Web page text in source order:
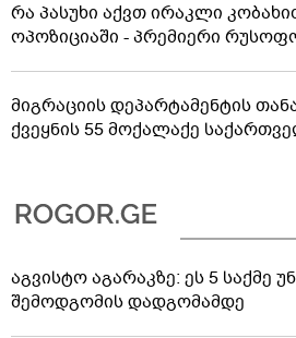
რა პასუხი აქვთ ირაკლი
ოპოზიციაში - პრემიერი
მიგრაციის დეპარტამენტის
ქვეყნის 55 მოქალაქე
აგვისტო აგარაკზე: ეს 5 საქმე
შემოდგომის დადგომამდე